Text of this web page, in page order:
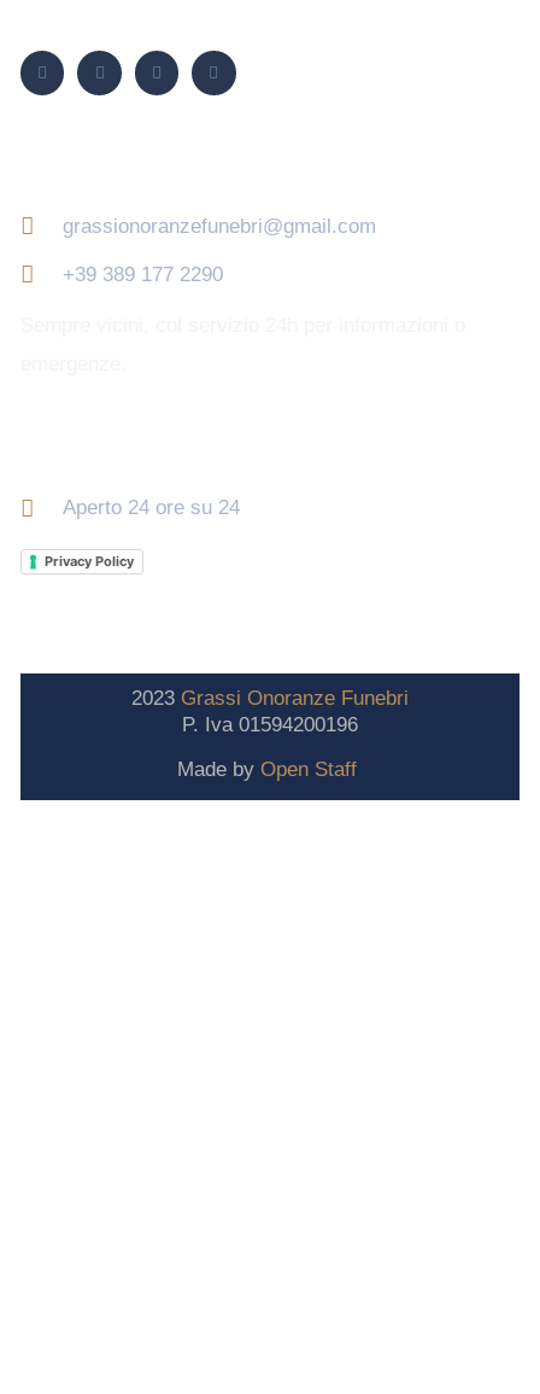
grassionoranzefunebri@gmail.com
+39 389 177 2290
Aperto 24 ore su 24
Privacy Policy
2023 Grassi Onoranze Funebri
P. Iva 01594200196
Made by Open Staff